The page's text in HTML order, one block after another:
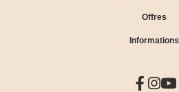
Offres
Informations